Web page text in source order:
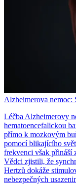
Alzheimerova nemoc:
Léčba Alzheimerovy
hematoencefalickou
přímo k mozkovým
pomocí blikajícího
frekvenci však přináší
Vědci zjistili, že
Hertzů dokáže
nebezpečných